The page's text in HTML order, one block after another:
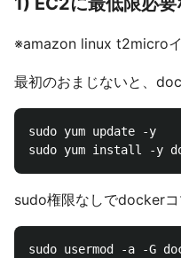
※amazon linux t2micro
最初のおまじないと、
sudo yum update -y
sudo権限なしでdocker
sudo usermod -a -G